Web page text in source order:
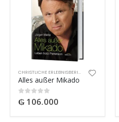
CHRISTLICHE ERLEBNISBERICHTE
Alles außer Mikado
0out of 5
₲ 106.000